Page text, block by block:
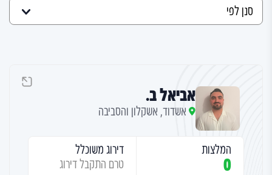
אביאל ב.
אשדוד, אשקלון והסביבה
המלצות
0
דירוג משוכלל
טרם התקבל דירוג